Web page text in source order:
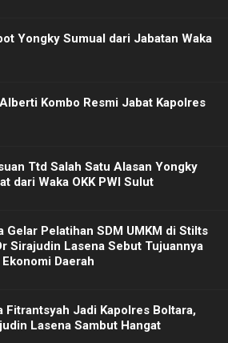
Yongky Sumual dari Jabatan Waka
Kombo Resmi Jabat Kapolres
Ttd Salah Satu Alasan Yongky
dari Waka OKK PWI Sulut
Gelar Pelatihan SDM UMKM di Stilts
Sirajudin Lasena Sebut Tujuannya
Daerah
Fitrantsyah Jadi Kapolres Boltara,
Lasena Sambut Hangat